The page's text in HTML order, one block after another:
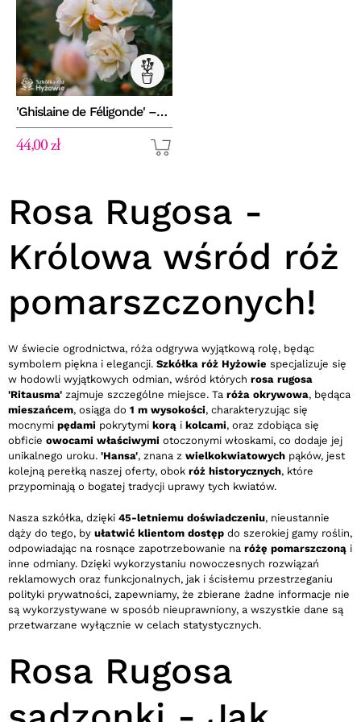
'Ghislaine de Féligonde' –
róża pnąca
44,00 zł
Rosa Rugosa -
Królowa wśród róż
pomarszczonych!
W świecie ogrodnictwa, róża odgrywa wyjątkową rolę, będąc
symbolem piękna i elegancji. Szkółka róż Hyżowie specjalizuje się
w hodowli wyjątkowych odmian, wśród których rosa rugosa
'Ritausma' zajmuje szczególne miejsce. Ta róża okrywowa, będąca
mieszańcem, osiąga do 1 m wysokości, charakteryzując się
mocnymi pędami pokrytymi korą i kolcami, oraz zdobiąca się
obficie owocami właściwymi otoczonymi włoskami, co dodaje jej
unikalnego uroku. 'Hansa', znana z wielkokwiatowych pąków, jest
kolejną perełką naszej oferty, obok róż historycznych, które
przypominają o bogatej tradycji uprawy tych kwiatów.
Nasza szkółka, dzięki 45-letniemu doświadczeniu, nieustannie
dąży do tego, by ułatwić klientom dostęp do szerokiej gamy roślin,
odpowiadając na rosnące zapotrzebowanie na różę pomarszczoną i
inne odmiany. Dzięki wykorzystaniu nowoczesnych rozwiązań
reklamowych oraz funkcjonalnych, jak i ścisłemu przestrzeganiu
polityki prywatności, zapewniamy, że zbierane żadne informacje nie
są wykorzystywane w sposób nieuprawniony, a wszystkie dane są
przetwarzane wyłącznie w celach statystycznych.
Rosa Rugosa